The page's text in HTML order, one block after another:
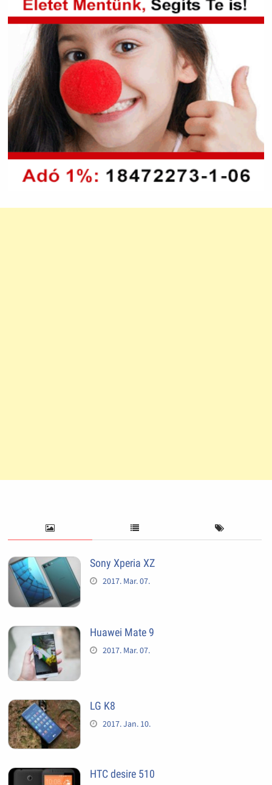
Sony Xperia XZ
2017. Mar. 07.
Huawei Mate 9
2017. Mar. 07.
LG K8
2017. Jan. 10.
HTC desire 510